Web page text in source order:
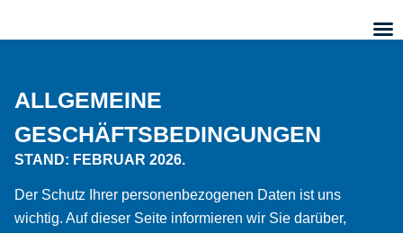
ALLGEMEINE
GESCHÄFTSBEDINGUNGEN
STAND: FEBRUAR 2026.
Der Schutz Ihrer personenbezogenen Daten ist uns
wichtig. Auf dieser Seite informieren wir Sie darüber,